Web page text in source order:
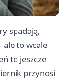
spadają,
ale to wcale
to jeszcze
przynosi